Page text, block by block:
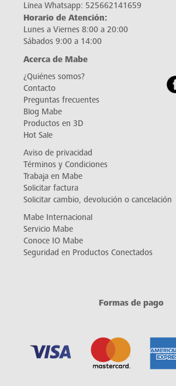
Línea Whatsapp: 525662141659
Horario de Atención:
Lunes a Viernes 8:00 a 20:00
Sábados 9:00 a 14:00
Acerca de Mabe
¿Quiénes somos?
Contacto
Preguntas frecuentes
Blog Mabe
Productos en 3D
Hot Sale
Aviso de privacidad
Términos y Condiciones
Trabaja en Mabe
Solicitar factura
Solicitar cambio, devolución o cancelación
Mabe Internacional
Servicio Mabe
Conoce IO Mabe
Seguridad en Productos Conectados
Formas de pago